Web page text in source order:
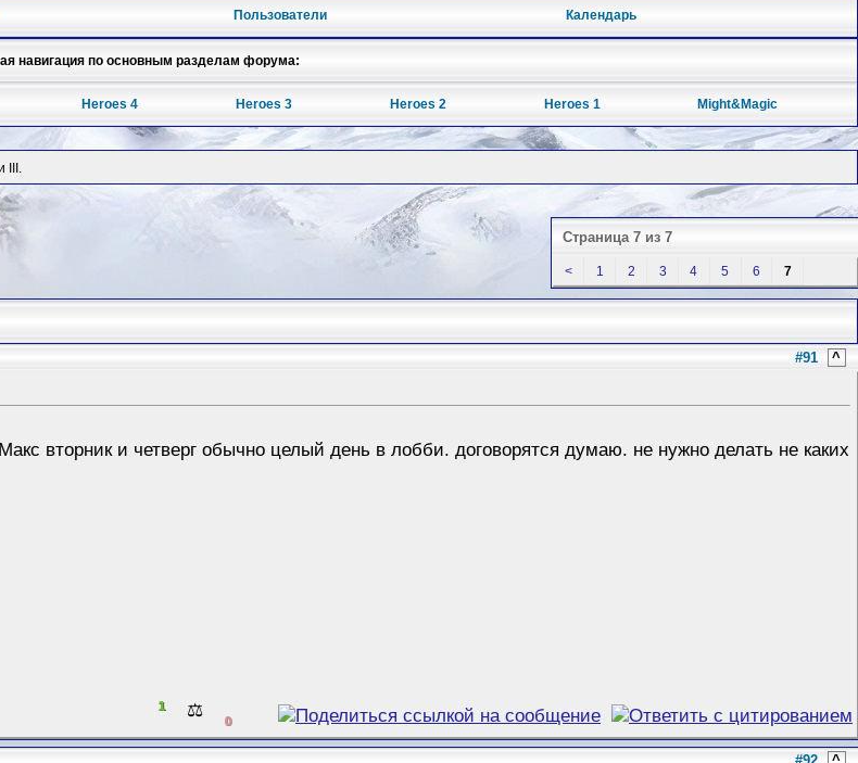
Пользователи Календарь
навигация по основным разделам форума:
Heroes 4 Heroes 3 Heroes 2 Heroes 1 Might&Magic
III.
Страница 7 из 7
< 1 2 3 4 5 6 7
#91 ^
вторник и четверг обычно целый день в лобби. договорятся думаю. не нужно делать не каких
1 ⚖️ 0